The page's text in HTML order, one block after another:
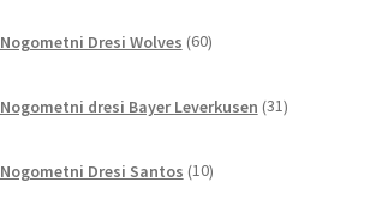
Nogometni Dresi Wolves 60izdelkov
Nogometni dresi Bayer Leverkusen 31izdelkov
Nogometni Dresi Santos 10izdelkov